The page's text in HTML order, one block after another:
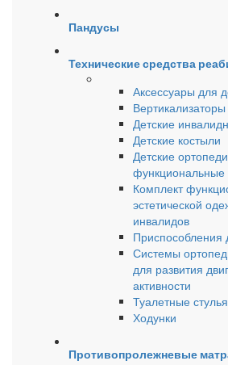
Пандусы
Технические средства
Аксессуары для
Вертикализаторы
Детские
Детские костыли
Детские
функциональные
Комплект
эстетической
инвалидов
Приспособления
Системы
для развития
активности
Туалетные стулья
Ходунки
Противопролежневые